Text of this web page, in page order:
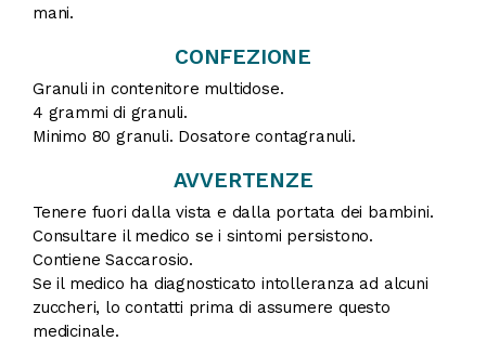
mani.
CONFEZIONE
Granuli in contenitore multidose.
4 grammi di granuli.
Minimo 80 granuli. Dosatore contagranuli.
AVVERTENZE
Tenere fuori dalla vista e dalla portata dei bambini.
Consultare il medico se i sintomi persistono.
Contiene Saccarosio.
Se il medico ha diagnosticato intolleranza ad alcuni
zuccheri, lo contatti prima di assumere questo
medicinale.